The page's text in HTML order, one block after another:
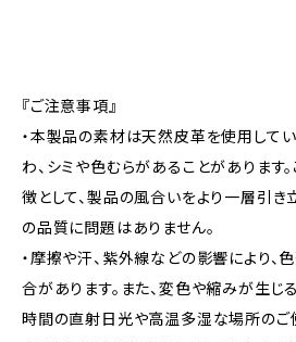
『ご注意事項』
・本製品の素材は天然皮革を使用して
わ、シミや色むらがあることがあります
徴として、製品の風合いをより一層引き
の品質に問題はありません。
・摩擦や汗、紫外線などの影響により、
合があります。また、変色や縮みが生じ
時間の直射日光や高温多湿な場所のご